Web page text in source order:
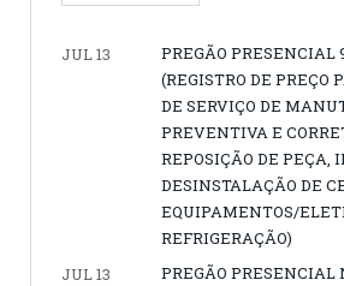
JUL 13
PREGÃO PRESENCIAL
(REGISTRO DE PREÇO
DE SERVIÇO DE
PREVENTIVA E
REPOSIÇÃO DE PEÇA,
DESINSTALAÇÃO DE
EQUIPAMENTOS/
REFRIGERAÇÃO)
JUL 13
PREGÃO PRESENCIAL